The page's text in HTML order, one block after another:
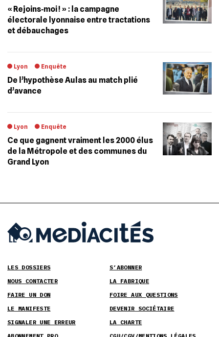
« Rejoins‐moi ! » : la campagne
électorale lyonnaise entre tractations
et débauchages
Lyon Enquête
De l’hypothèse Aulas au match plié
d’avance
Lyon Enquête
Ce que gagnent vraiment les 2000 élus
de la Métropole et des communes du
Grand Lyon
LES DOSSIERS
S’ABONNER
NOUS CONTACTER
LA FABRIQUE
FAIRE UN DON
FOIRE AUX QUESTIONS
LE MANIFESTE
DEVENIR SOCIÉTAIRE
SIGNALER UNE ERREUR
LA CHARTE